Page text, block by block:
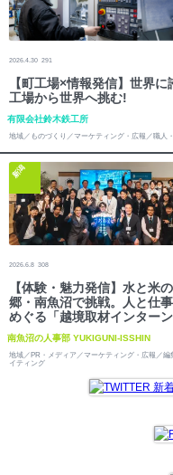
2026.4.30 291
【町工場×情報発信】世界
工場から世界へ挑む!
有限会社鈴木鉄工所
地域／ものづくり／マーケティング・広報／職人
新潟
2026.6.8 308
【体験・魅力発信】水と米
郷・南魚沼で挑戦。人と仕
めぐる「越境取材インターン
南魚沼の人事部 YUKIGUNI-ISSHIN
地域／PR・メディア／マーケティング・広報／編
イティング